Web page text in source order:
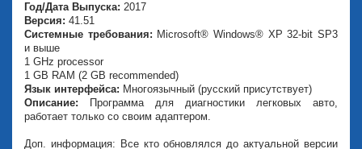
Год/Дата Выпуска: 2017
Версия: 41.51
Системные требования: Microsoft® Windows® XP 32-bit SP3
и выше
1 GHz processor
1 GB RAM (2 GB recommended)
Язык интерфейса: Многоязычный (русский присутствует)
Описание: Программа для диагностики легковых авто,
работает только со своим адаптером.
Доп. информация: Все кто обновлялся до актуальной версии